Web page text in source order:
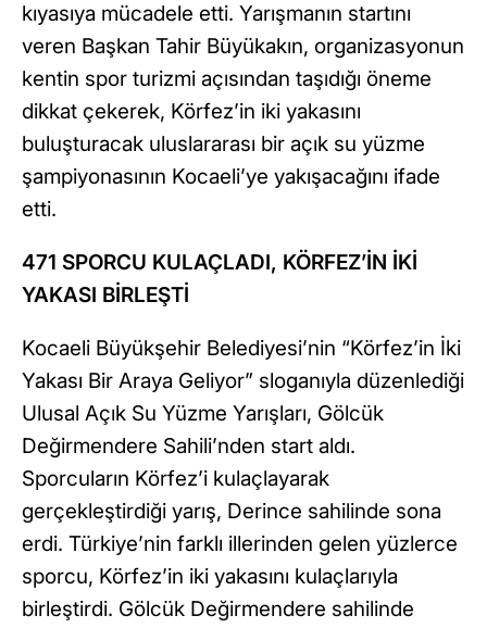
kıyasıya mücadele etti. Yarışmanın startını
veren Başkan Tahir Büyükakın, organizasyonun
kentin spor turizmi açısından taşıdığı öneme
dikkat çekerek, Körfez’in iki yakasını
buluşturacak uluslararası bir açık su yüzme
şampiyonasının Kocaeli’ye yakışacağını ifade
etti.
471 SPORCU KULAÇLADI, KÖRFEZ’İN İKİ
YAKASI BİRLEŞTİ
Kocaeli Büyükşehir Belediyesi’nin “Körfez’in İki
Yakası Bir Araya Geliyor” sloganıyla düzenlediği
Ulusal Açık Su Yüzme Yarışları, Gölcük
Değirmendere Sahili’nden start aldı.
Sporcuların Körfez’i kulaçlayarak
gerçekleştirdiği yarış, Derince sahilinde sona
erdi. Türkiye’nin farklı illerinden gelen yüzlerce
sporcu, Körfez’in iki yakasını kulaçlarıyla
birleştirdi. Gölcük Değirmendere sahilinde